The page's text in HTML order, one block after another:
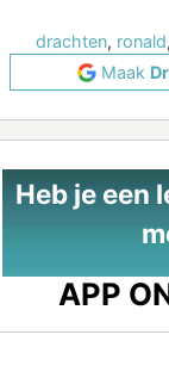
drachten, ronald,
Maak
Heb je een
APP